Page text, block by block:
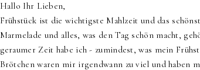
Hallo Ihr Lieben,
Frühstück ist die wichtigste Mahlzeit und das
Marmelade und alles, was den Tag schön macht,
geraumer Zeit habe ich - zumindest, was mein
Brötchen waren mir irgendwann zu viel und haben